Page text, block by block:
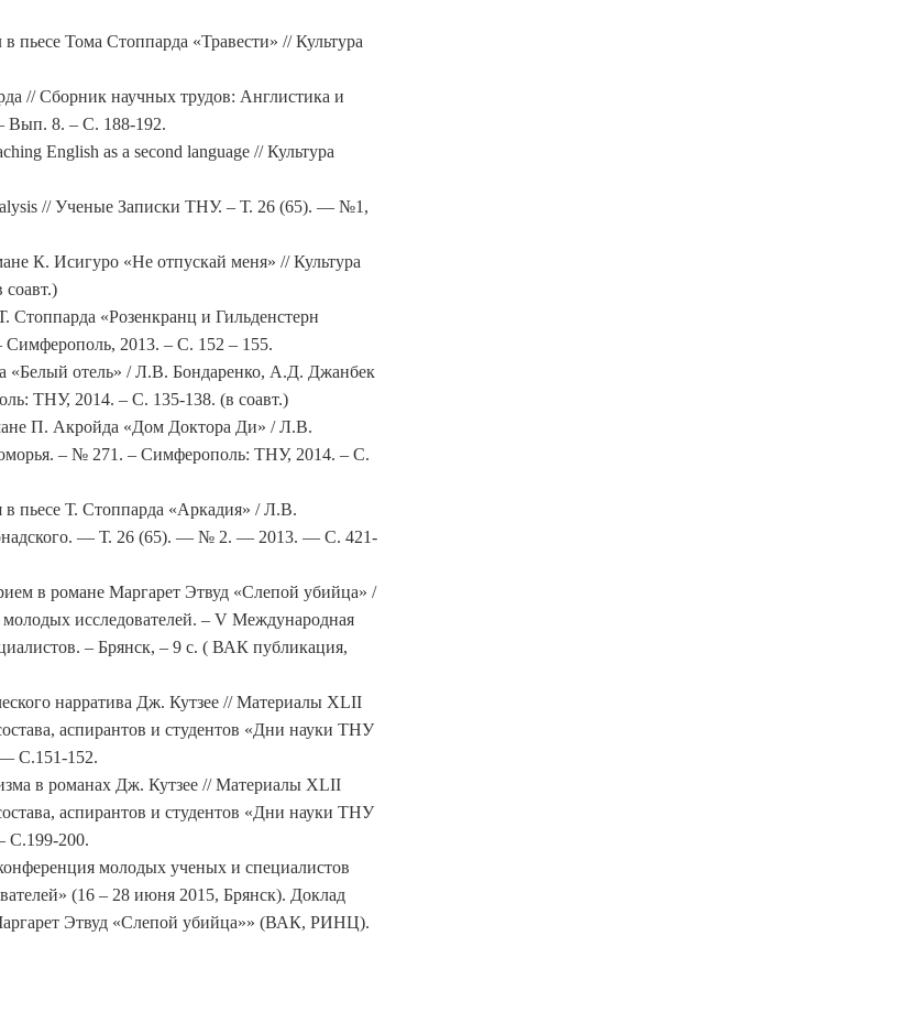
Тома Стоппарда «Травести» // Культура
// Сборник научных трудов: Англистика и
Вып. 8. – С. 188-192.
English as a second language // Культура
// Ученые Записки ТНУ. – Т. 26 (65). — №1,
К. Исигуро «Не отпускай меня» // Культура
Стоппарда «Розенкранц и Гильденстерн
2013. – С. 152 – 155.
«Белый отель» / Л.В. Бондаренко, А.Д. Джанбек
ТНУ, 2014. – С. 135-138. (в соавт.)
П. Акройда «Дом Доктора Ди» / Л.В.
– № 271. – Симферополь: ТНУ, 2014. – С.
пьесе Т. Стоппарда «Аркадия» / Л.В.
— Т. 26 (65). — № 2. — 2013. — С. 421-
в романе Маргарет Этвуд «Слепой убийца» /
исследователей. – V Международная
– Брянск, – 9 с. ( ВАК публикация,
нарратива Дж. Кутзее // Материалы XLII
аспирантов и студентов «Дни науки ТНУ
С.151-152.
в романах Дж. Кутзее // Материалы XLII
аспирантов и студентов «Дни науки ТНУ
С.199-200.
молодых ученых и специалистов
(16 – 28 июня 2015, Брянск). Доклад
Этвуд «Слепой убийца»» (ВАК, РИНЦ).